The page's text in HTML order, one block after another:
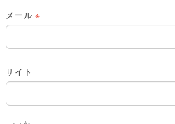
メール※
サイト